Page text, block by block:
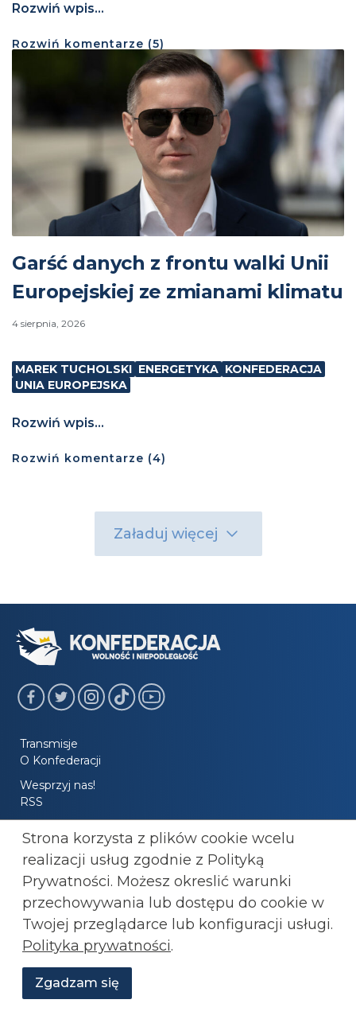
Rozwiń wpis...
Rozwiń komentarze (5)
Garść danych z frontu walki Unii
Europejskiej ze zmianami klimatu
4 sierpnia, 2026
MAREK TUCHOLSKI ENERGETYKA KONFEDERACJA
UNIA EUROPEJSKA
Rozwiń wpis...
Rozwiń komentarze (4)
Załaduj więcej
Transmisje
O Konfederacji
Wesprzyj nas!
RSS
Newsletter
Witryna zabezpieczona przez reCAPTCHA zgodnie zPolityką
prywatnościorazWarunkami korzystania z usług Google.
Polityka prywatności
Strona korzysta z plików cookie wcelu
realizacji usług zgodnie z Polityką
Prywatności. Możesz okreslić warunki
przechowywania lub dostępu do cookie w
Twojej przeglądarce lub konfiguracji usługi.
Polityka prywatności.
Zgadzam się